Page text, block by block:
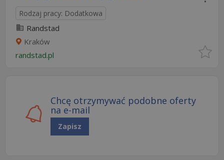
Rodzaj pracy: Dodatkowa
Randstad
Kraków
randstad.pl
Chcę otrzymywać podobne oferty
na e-mail
Zapisz